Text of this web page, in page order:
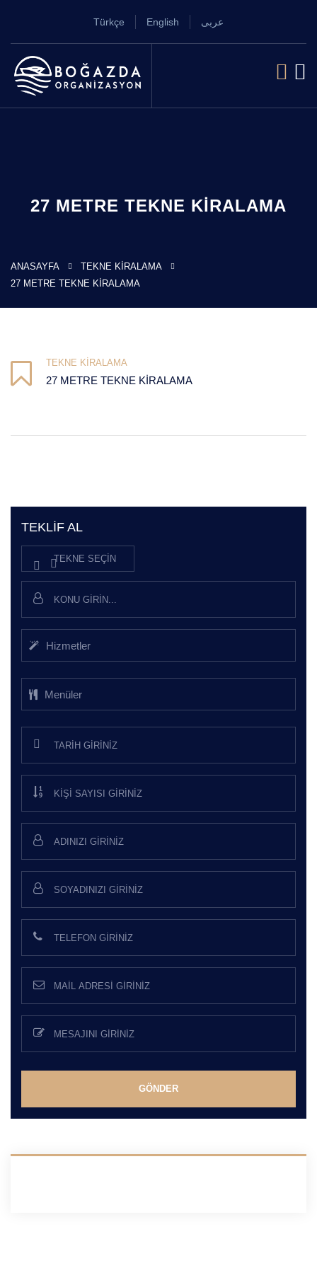
Türkçe English عربى
27 METRE TEKNE KIRALAMA
ANASAYFA
TEKNE KIRALAMA
27 METRE TEKNE KIRALAMA
TEKNE KIRALAMA
27 METRE TEKNE KIRALAMA
TEKLIF AL
TEKNE SEÇIN
Hizmetler
Menüler
GÖNDER